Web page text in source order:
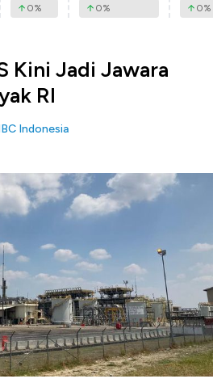
0% 0% 0%
Kini Jadi Jawara
RI
Indonesia